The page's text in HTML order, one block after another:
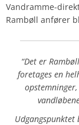
Vandramme-
Rambøll anfører
“Det er
foretages en
Udgangspunktet